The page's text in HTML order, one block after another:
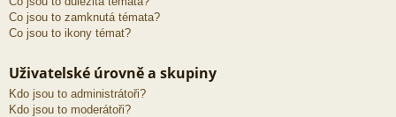
Co jsou to zamknutá témata?
Co jsou to ikony témat?
Uživatelské úrovně a skupiny
Kdo jsou to administrátoři?
Kdo jsou to moderátoři?